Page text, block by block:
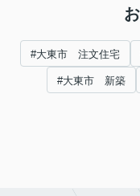
#大東市 注文住宅
#大東市 新築